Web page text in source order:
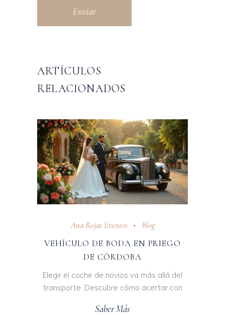
Enviar
ARTÍCULOS
RELACIONADOS
Ana Rojas Eventos
Blog
VEHÍCULO DE BODA EN PRIEGO
DE CÓRDOBA
Elegir el coche de novios va más allá del
transporte. Descubre cómo acertar con
Saber Más